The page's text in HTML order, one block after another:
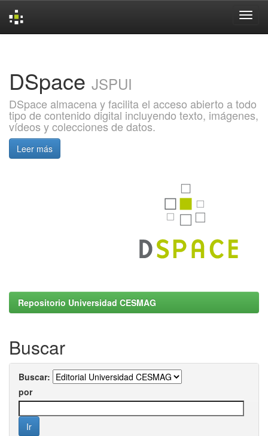
DSpace JSPUI
DSpace almacena y facilita el acceso abierto a todo
tipo de contenido digital incluyendo texto, imágenes,
vídeos y colecciones de datos.
Leer más
Repositorio Universidad CESMAG
Buscar
Buscar:
por